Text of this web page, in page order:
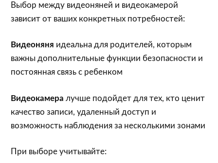
Выбор между видеоняней и видеокамерой
зависит от ваших конкретных потребностей:
Видеоняня идеальна для родителей, которым
важны дополнительные функции безопасности и
постоянная связь с ребенком
Видеокамера лучше подойдет для тех, кто ценит
качество записи, удаленный доступ и
возможность наблюдения за несколькими зонами
При выборе учитывайте: